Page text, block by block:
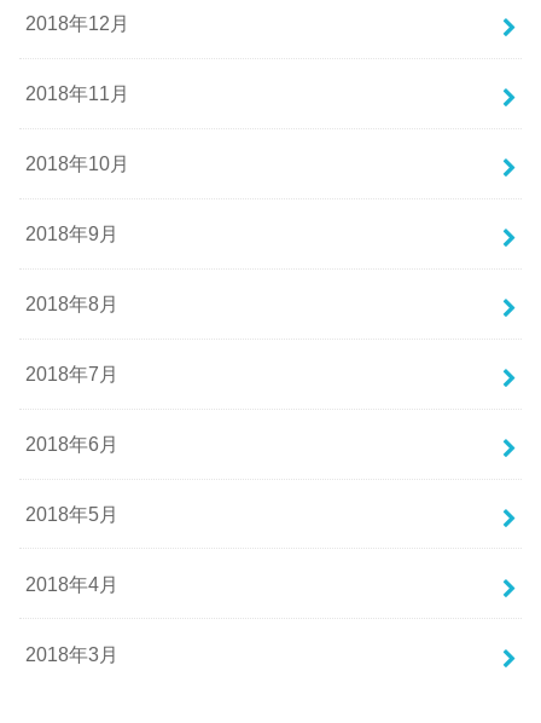
2018年12月
2018年11月
2018年10月
2018年9月
2018年8月
2018年7月
2018年6月
2018年5月
2018年4月
2018年3月